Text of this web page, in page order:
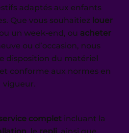
adaptés aux enfants
Que vous souhaitiez louer
un week‑end, ou acheter
ou d’occasion, nous
disposition du matériel
et conforme aux normes en
vigueur.
complet incluant la